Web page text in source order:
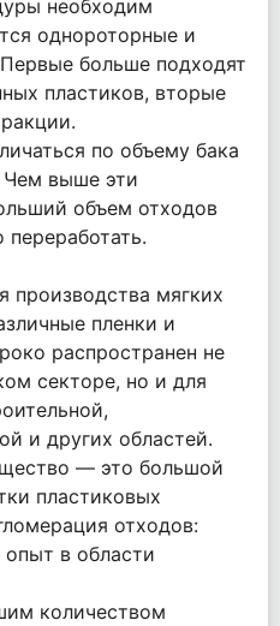
необходим
однороторные и
больше подходят
пластиков, вторые
по объему бака
Чем выше эти
объем отходов
производства мягких
пленки и
распространен не
секторе, но и для
и других областей.
— это большой
пластиковых
отходов:
в области
количеством